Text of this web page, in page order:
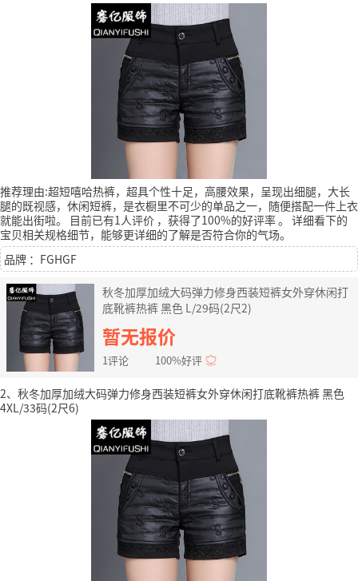
推荐理由:超短嘻哈热裤，超具个性十足，高腰效果，呈现出细腿，大长
腿的既视感，休闲短裤，是衣橱里不可少的单品之一，随便搭配一件上衣
就能出街啦。
目前已有1人评价 ，获得了100%的好评率。 详细看下的
宝贝相关规格细节，能够更详细的了解是否符合你的气场。
品牌 ：FGHGF
秋冬加厚加绒大码弹力修身西装短裤女外穿休闲打
底靴裤热裤 黑色 L/29码(2尺2)
暂无报价
1评论 100%好评
2、秋冬加厚加绒大码弹力修身西装短裤女外穿休闲打底靴裤热裤 黑色
4XL/33码(2尺6)